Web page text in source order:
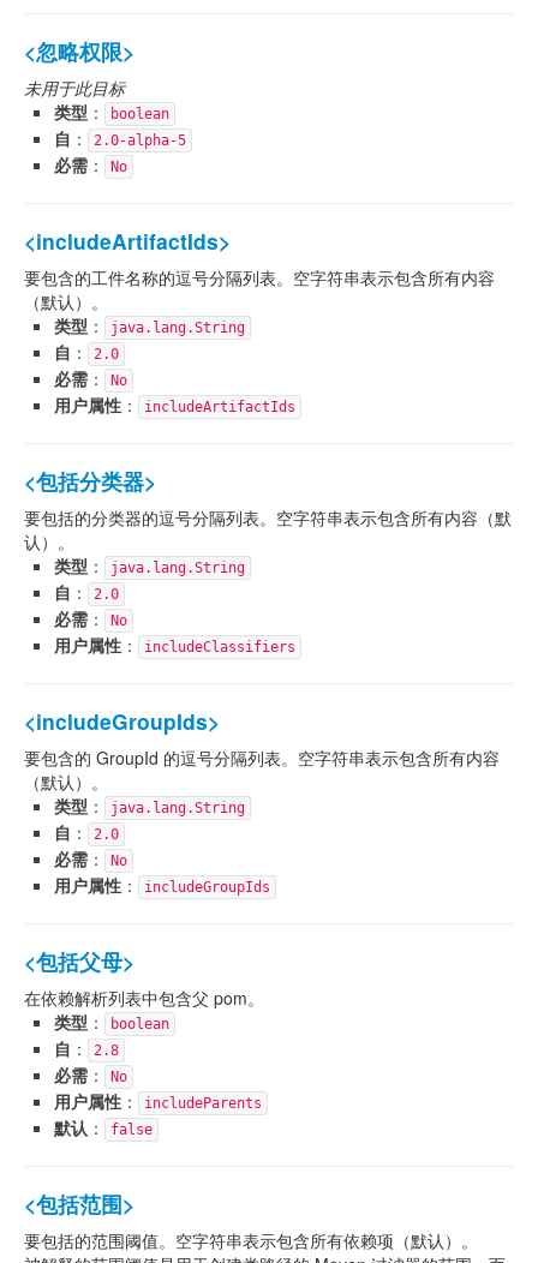
<忽略权限>
未用于此目标
类型 ： boolean
自 ： 2.0-alpha-5
必需 ： No
<includeArtifactIds>
要包含的工件名称的逗号分隔列表。空字符串表示包含所有内容
（默认）。
类型 ： java.lang.String
自 ： 2.0
必需 ： No
用户属性 ： includeArtifactIds
<包括分类器>
要包括的分类器的逗号分隔列表。空字符串表示包含所有内容（默
认）。
类型 ： java.lang.String
自 ： 2.0
必需 ： No
用户属性 ： includeClassifiers
<includeGroupIds>
要包含的 GroupId 的逗号分隔列表。空字符串表示包含所有内容
（默认）。
类型 ： java.lang.String
自 ： 2.0
必需 ： No
用户属性 ： includeGroupIds
<包括父母>
在依赖解析列表中包含父 pom。
类型 ： boolean
自 ： 2.8
必需 ： No
用户属性 ： includeParents
默认 ： false
<包括范围>
要包括的范围阈值。空字符串表示包含所有依赖项（默认）。